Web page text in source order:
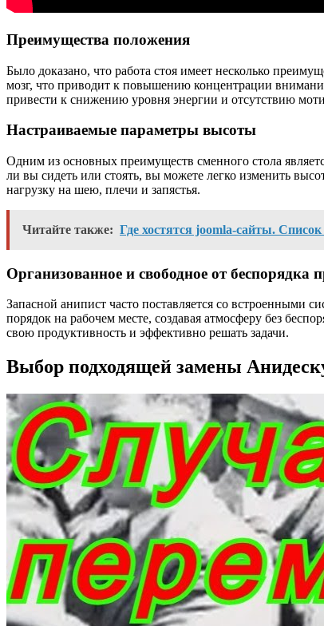
Преимущества положения
Было доказано, что работа стоя имеет несколько
мозг, что приводит к повышению концентрации
привести к снижению уровня энергии и отсутствию
Настраиваемые параметры высоты
Одним из основных преимуществ сменного стола
ли вы сидеть или стоять, вы можете легко изменить
нагрузку на шею, плечи и запястья.
Читайте также: Где хостятся joomla-сайты.
Организованное и свободное от беспорядка
Запасной анипист часто поставляется со встроенными
порядок на рабочем месте, создавая атмосферу без
свою продуктивность и эффективно решать задачи.
Выбор подходящей замены